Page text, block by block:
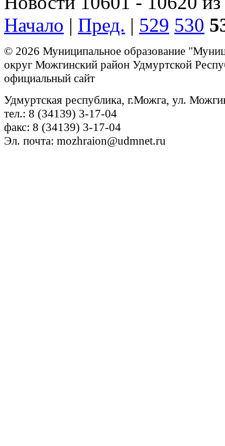
Начало | Пред. | 529 530
© 2026 Муниципальное образование
округ Можгинский район Удмуртской
официальный сайт
Удмуртская республика, г.Можга, ул.
тел.: 8 (34139) 3-17-04
факс: 8 (34139) 3-17-04
Эл. почта: mozhraion@udmnet.ru